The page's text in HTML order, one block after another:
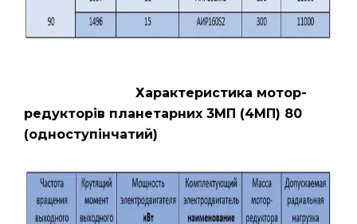
Характеристика мотор-
редукторів планетарних 3МП (4МП) 80
(одноступінчатий)